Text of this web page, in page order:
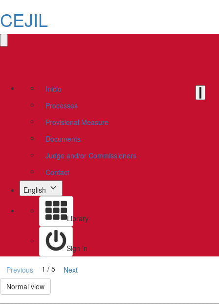
CEJIL
Inicio
Processes
Provisional Measure
Documents
Judge and/or Commissioners
Contact
English
Library
Sign in
Previous 1 / 5
Next
Normal view